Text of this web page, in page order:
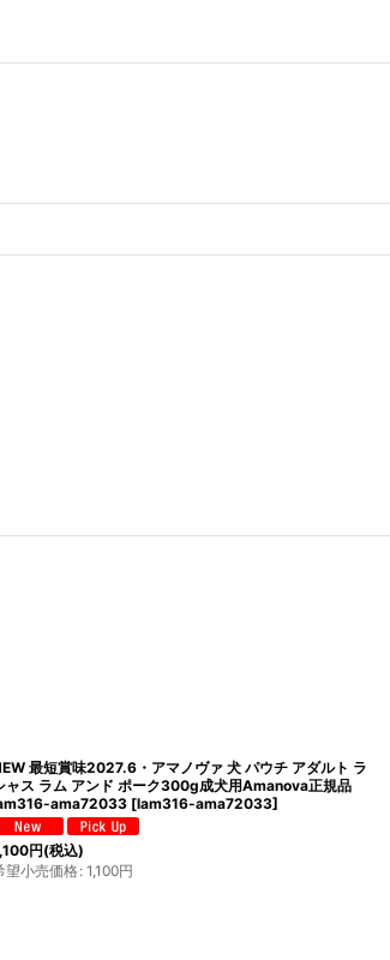
最短賞味2027.6・アマノヴァ 犬 パウチ アダルト ラ
ャス ラム アンド ポーク300g成犬用Amanova正規品
ama72033 [lam316-ama72033]
円(税込)
望小売価格: 1,100円